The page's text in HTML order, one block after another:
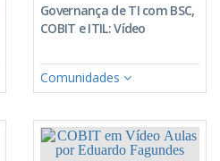
Governança de TI com BSC,
COBIT e ITIL: Vídeo
Comunidades